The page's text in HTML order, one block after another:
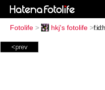
Fotolife > hkj's fotolife >
<prev